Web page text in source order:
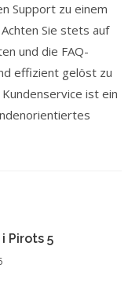
Support zu einem
Sie stets auf
und die FAQ-
effizient gelöst zu
ist ein
Pirots 5